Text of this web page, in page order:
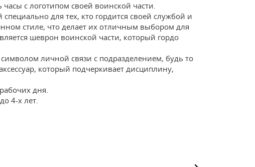
с логотипом своей воинской части.
для тех, кто гордится своей службой и
стиле, что делает их отличным выбором для
шеврон воинской части, который гордо
личной связи с подразделением, будь то
который подчеркивает дисциплину,
дня.
4-х лет.